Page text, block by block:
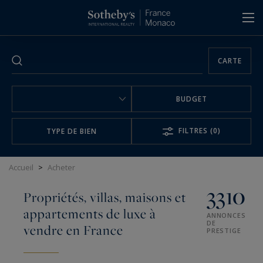
CARTE
TYPE DE BIEN
BUDGET
FILTRES (0)
Accueil > Acheter
Propriétés, villas, maisons et
appartements de luxe à
vendre en France
3310
ANNONCES
DE
PRESTIGE